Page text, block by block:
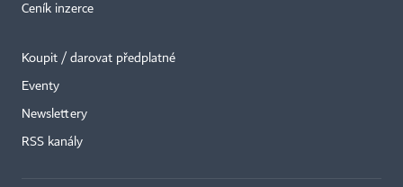
Ceník inzerce
Koupit / darovat předplatné
Eventy
Newslettery
RSS kanály